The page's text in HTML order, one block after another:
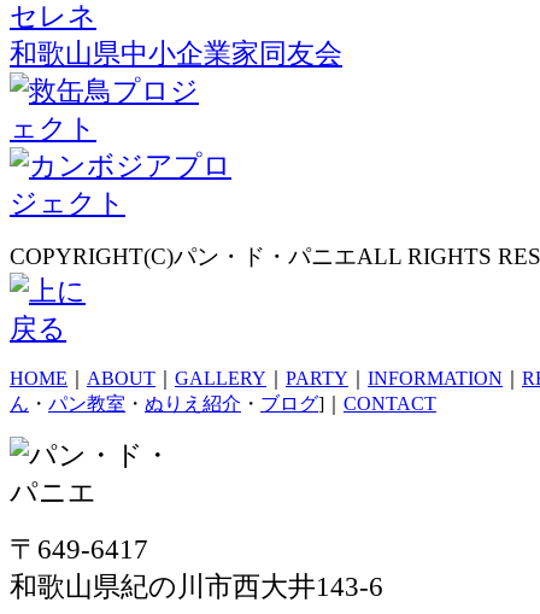
セレネ
和歌山県中小企業家同友会
COPYRIGHT(C)パン・ド・パニエALL RIGHTS
HOME ABOUT GALLERY PARTY INFORMATION
ん ・ パン教室 ・ ぬりえ紹介 ・ ブログ]｜ CONTACT
〒649-6417
和歌山県紀の川市西大井143-6